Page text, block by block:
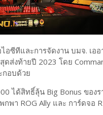
อซีทีและการจัดงาน บมจ. เอ
ส่งท้ายปี 2023 โดย
กอบด้วย
ได้สิทธิ์ลุ้น Big Bonus ของ
กพา ROG Ally และ การ์ดจ